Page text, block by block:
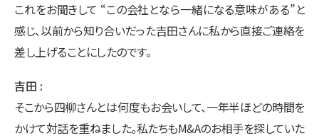
これをお聞きして “この会社となら一緒になる意味がある”と
感じ、以前から知り合いだった吉田さんに私から直接ご連絡を
差し上げることにしたのです。
吉田
そこから四柳さんとは何度もお会いして、一年半ほどの時間を
かけて対話を重ねました。私たちもM&Aのお相手を探していた